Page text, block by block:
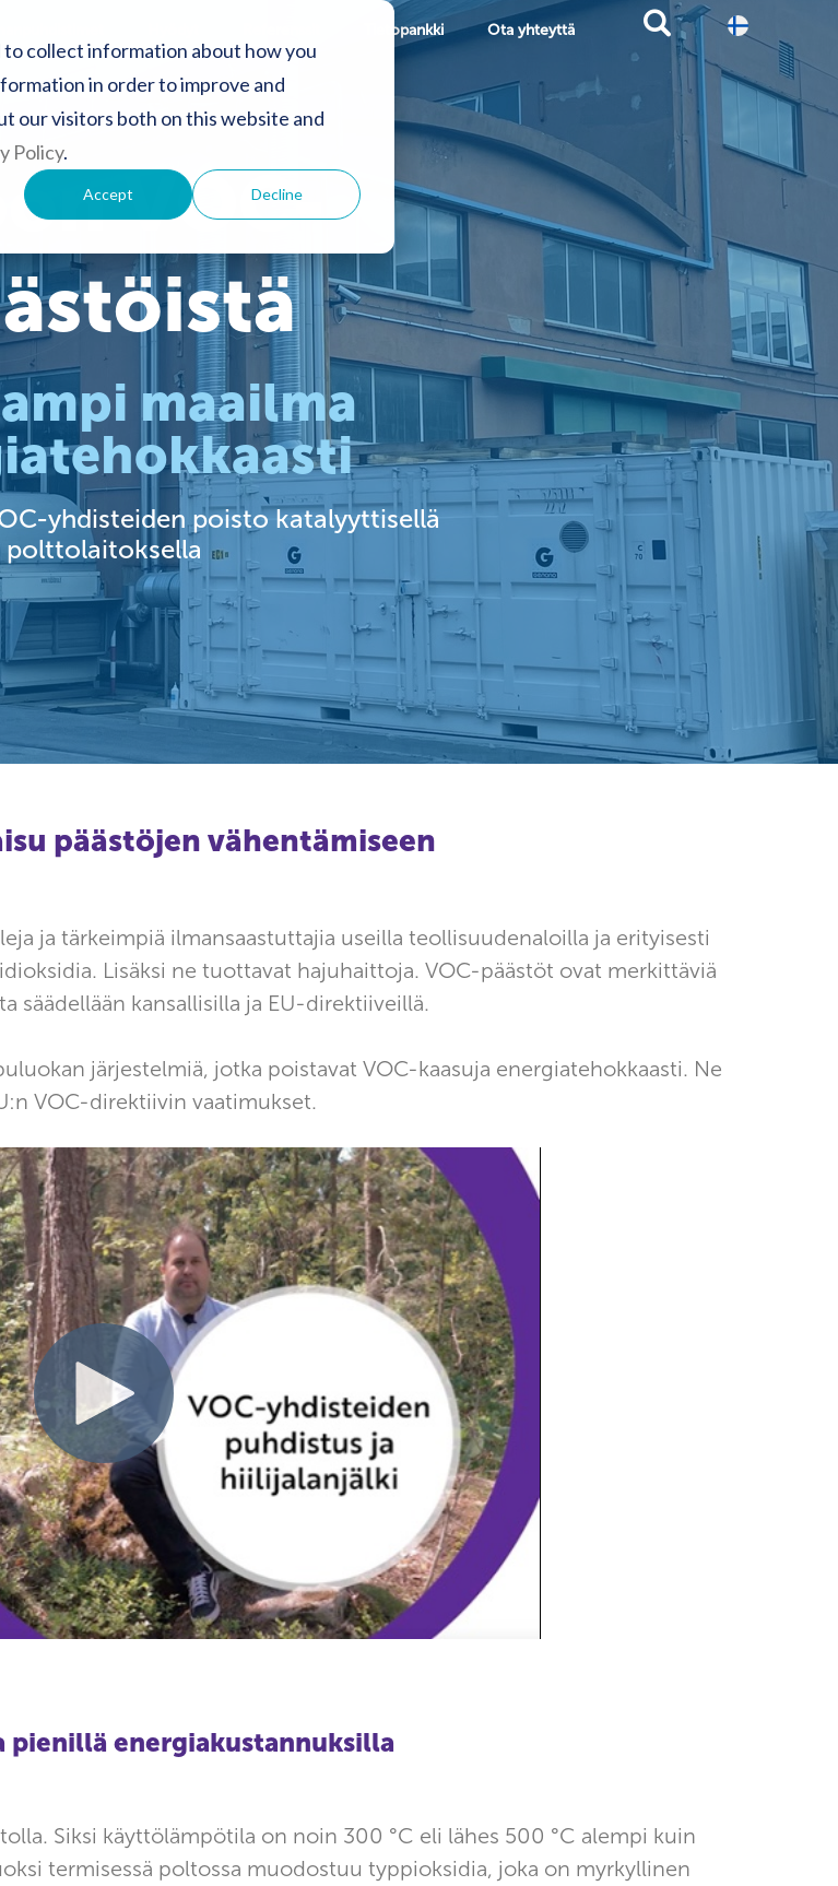
collect information about how you
in order to improve and
our visitors both on this website and
Policy.
Accept Decline
Tietopankki Ota yhteyttä
VOC-
maailma
yhdisteiden poisto katalyyttisellä
polttolaitoksella
päästöjen vähentämiseen
ja tärkeimpiä ilmansaastuttajia useilla teollisuudenaloilla ja erityisesti
Lisäksi ne tuottavat hajuhaittoja. VOC-päästöt ovat merkittäviä
säädellään kansallisilla ja EU-direktiiveillä.
järjestelmiä, jotka poistavat VOC-kaasuja energiatehokkaasti. Ne
VOC-direktiivin vaatimukset.
pienillä energiakustannuksilla
Siksi käyttölämpötila on noin 300 °C eli lähes 500 °C alempi kuin
termisessä poltossa muodostuu typpioksidia, joka on myrkyllinen